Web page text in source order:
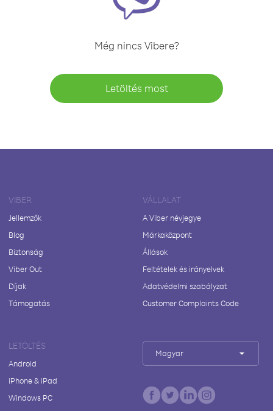
Még nincs Vibere?
Letöltés most
VIBER
Jellemzők
Blog
Biztonság
Viber Out
Díjak
Támogatás
VÁLLALAT
A Viber névjegye
Márkaközpont
Állások
Feltételek és irányelvek
Adatvédelmi szabályzat
Customer Complaints Code
LETÖLTÉS
Android
iPhone & iPad
Windows PC
Magyar